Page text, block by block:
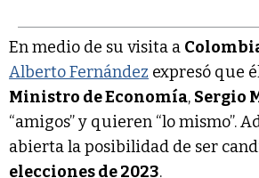
En medio de su visita a
Alberto Fernández expresó que
Ministro de Economía, Sergio
“amigos” y quieren “lo mismo”.
abierta la posibilidad de ser
elecciones de 2023.